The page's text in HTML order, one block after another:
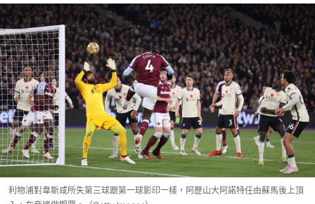
利物浦對韋斯咸所失第三球跟第一球影印一樣，阿歷山大阿諾特任由蘇馬後上頂